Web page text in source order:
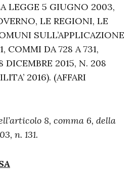
LEGGE 5 GIUGNO 2003,
LE REGIONI, LE
SULL’APPLICAZIONE
COMMI DA 728 A 731,
DICEMBRE 2015, N. 208
2016). (AFFARI
8, comma 6, della
n. 131.